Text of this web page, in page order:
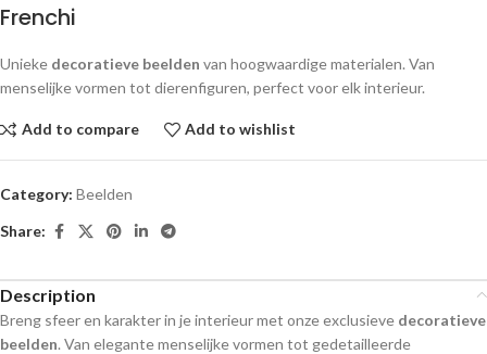
Frenchi
Unieke decoratieve beelden van hoogwaardige materialen. Van
menselijke vormen tot dierenfiguren, perfect voor elk interieur.
Add to compare Add to wishlist
Category: Beelden
Share:
Description
Breng sfeer en karakter in je interieur met onze exclusieve decoratieve
beelden. Van elegante menselijke vormen tot gedetailleerde